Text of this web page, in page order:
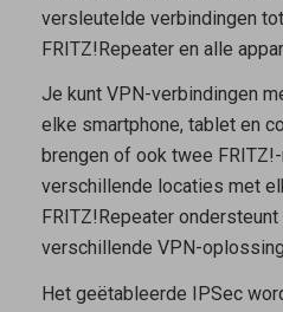
versleutelde verbindingen
FRITZ!Repeater en alle
Je kunt VPN-verbindingen
elke smartphone, tablet en
brengen of ook twee
verschillende locaties met
FRITZ!Repeater
verschillende VPN-
Het geëtableerde IPSec